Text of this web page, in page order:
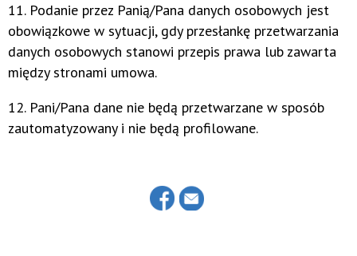
11. Podanie przez Panią/Pana danych osobowych jest
obowiązkowe w sytuacji, gdy przesłankę przetwarzania
danych osobowych stanowi przepis prawa lub zawarta
między stronami umowa.
12. Pani/Pana dane nie będą przetwarzane w sposób
zautomatyzowany i nie będą profilowane.